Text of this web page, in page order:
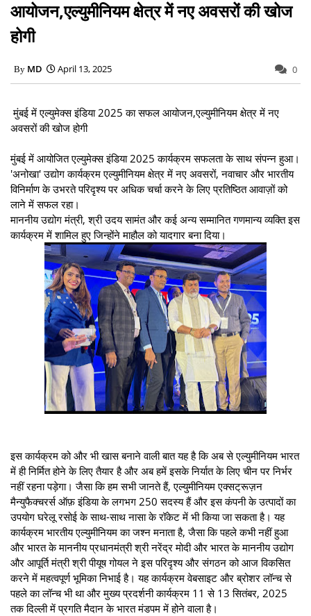
आयोजन,एल्युमीनियम क्षेत्र में नए अवसरों की खोज
होगी
MD April 13, 2025 0
मुंबई में एल्युमेक्स इंडिया 2025 का सफल आयोजन,एल्युमीनियम क्षेत्र में नए
अवसरों की खोज होगी
मुंबई में आयोजित एल्युमेक्स इंडिया 2025 कार्यक्रम सफलता के साथ संपन्न हुआ।
'अनोखा' उद्योग कार्यक्रम एल्युमीनियम क्षेत्र में नए अवसरों, नवाचार और भारतीय
विनिर्माण के उभरते परिदृश्य पर अधिक चर्चा करने के लिए प्रतिष्ठित आवाज़ों को
लाने में सफल रहा।
माननीय उद्योग मंत्री, श्री उदय सामंत और कई अन्य सम्मानित गणमान्य व्यक्ति इस
कार्यक्रम में शामिल हुए जिन्होंने माहौल को यादगार बना दिया।
इस कार्यक्रम को और भी खास बनाने वाली बात यह है कि अब से एल्युमीनियम भारत
में ही निर्मित होने के लिए तैयार है और अब हमें इसके निर्यात के लिए चीन पर निर्भर
नहीं रहना पड़ेगा। जैसा कि हम सभी जानते हैं, एल्युमीनियम एक्सट्रूज़न
मैन्युफैक्चरर्स ऑफ़ इंडिया के लगभग 250 सदस्य हैं और इस कंपनी के उत्पादों का
उपयोग घरेलू रसोई के साथ-साथ नासा के रॉकेट में भी किया जा सकता है। यह
कार्यक्रम भारतीय एल्युमीनियम का जश्न मनाता है, जैसा कि पहले कभी नहीं हुआ
और भारत के माननीय प्रधानमंत्री श्री नरेंद्र मोदी और भारत के माननीय उद्योग
और आपूर्ति मंत्री श्री पीयूष गोयल ने इस परिदृश्य और संगठन को आज विकसित
करने में महत्वपूर्ण भूमिका निभाई है। यह कार्यक्रम वेबसाइट और ब्रोशर लॉन्च से
पहले का लॉन्च भी था और मुख्य प्रदर्शनी कार्यक्रम 11 से 13 सितंबर, 2025
तक दिल्ली में प्रगति मैदान के भारत मंडपम में होने वाला है।